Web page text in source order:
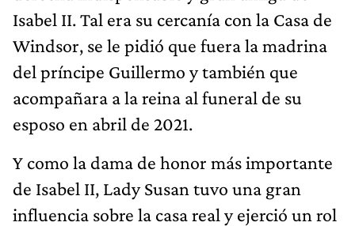
Isabel II. Tal era su cercanía con la Casa de
Windsor, se le pidió que fuera la madrina
del príncipe Guillermo y también que
acompañara a la reina al funeral de su
esposo en abril de 2021.
Y como la dama de honor más importante
de Isabel II, Lady Susan tuvo una gran
influencia sobre la casa real y ejerció un rol